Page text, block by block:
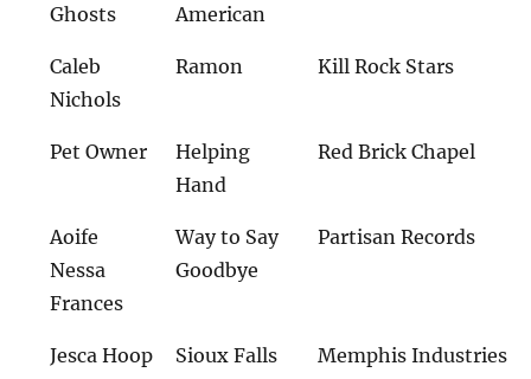
Ghosts
American
Caleb
Nichols
Ramon Kill Rock Stars
Pet Owner
Helping
Hand
Red Brick Chapel
Aoife
Nessa
Frances
Way to Say
Goodbye
Partisan Records
Jesca Hoop Sioux Falls Memphis Industries